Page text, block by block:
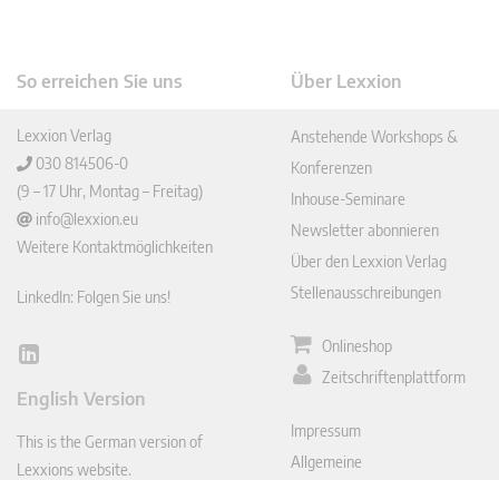
So erreichen Sie uns
Lexxion Verlag
030 814506-0
(9 – 17 Uhr, Montag – Freitag)
info@lexxion.eu
Weitere Kontaktmöglichkeiten
LinkedIn: Folgen Sie uns!
Lin
In
English Version
This is the German version of
Lexxions website.
Über Lexxion
Anstehende Workshops &
Konferenzen
Inhouse-Seminare
Newsletter abonnieren
Über den Lexxion Verlag
Stellenausschreibungen
Onlineshop
Zeitschriftenplattform
Impressum
Allgemeine